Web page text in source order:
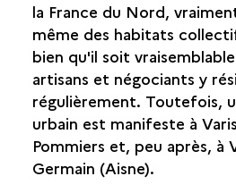
la France du Nord,
même des habitats
bien qu'il soit
artisans et négociants y
régulièrement. Toutefois,
urbain est manifeste à
Pommiers et, peu après, à
Germain (Aisne).